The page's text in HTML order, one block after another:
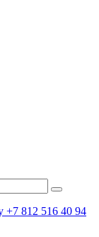
812 516 40 94